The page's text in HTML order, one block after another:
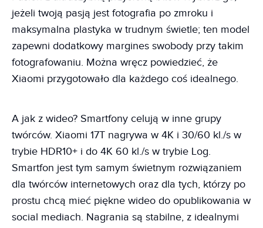
jeżeli twoją pasją jest fotografia po zmroku i
maksymalna plastyka w trudnym świetle; ten model
zapewni dodatkowy margines swobody przy takim
fotografowaniu. Można wręcz powiedzieć, że
Xiaomi przygotowało dla każdego coś idealnego.
A jak z wideo? Smartfony celują w inne grupy
twórców. Xiaomi 17T nagrywa w 4K i 30/60 kl./s w
trybie HDR10+ i do 4K 60 kl./s w trybie Log.
Smartfon jest tym samym świetnym rozwiązaniem
dla twórców internetowych oraz dla tych, którzy po
prostu chcą mieć piękne wideo do opublikowania w
social mediach. Nagrania są stabilne, z idealnymi